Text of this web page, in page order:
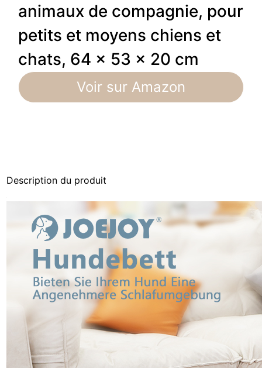
animaux de compagnie, pour
petits et moyens chiens et
chats, 64 x 53 x 20 cm
Voir sur Amazon
Description du produit